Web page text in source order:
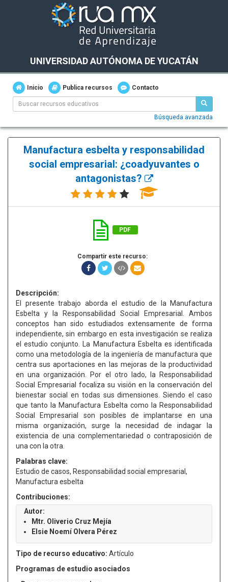
UNIVERSIDAD AUTÓNOMA DE YUCATÁN
Inicio Publica recursos Contacto
Búsqueda avanzada
Manufactura esbelta y responsabilidad
social empresarial: ¿coadyuvantes o
antagonistas?
PDF
Compartir este recurso:
Descripción:
El presente trabajo aborda el estudio de la Manufactura
Esbelta y la Responsabilidad Social Empresarial. Ambos
conceptos han sido estudiados extensamente de forma
independiente, sin embargo en esta investigación se realiza
el estudio conjunto. La Manufactura Esbelta es identificada
como una metodología de la ingeniería de manufactura que
centra sus aportaciones en las mejoras de la productividad
en una organización. Por el otro lado, la Responsabilidad
Social Empresarial focaliza su visión en la conservación del
bienestar social en todas sus dimensiones. Siendo el caso
que tanto la Manufactura Esbelta como la Responsabilidad
Social Empresarial son posibles de implantarse en una
misma organización, surge la necesidad de indagar la
existencia de una complementariedad o contraposición de
una con la otra.
Palabras clave:
Estudio de casos, Responsabilidad social empresarial,
Manufactura esbelta
Contribuciones:
Autor:
Mtr. Oliverio Cruz Mejía
Elsie Noemí Olvera Pérez
Tipo de recurso educativo: Artículo
Programas de estudio asociados